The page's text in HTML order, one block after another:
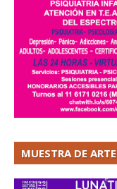
MUESTRA DE ARTE